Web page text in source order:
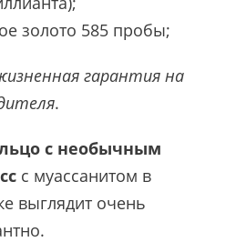
золото 585 пробы;
гарантия на
.
с необычным
с муассанитом в
выглядит очень